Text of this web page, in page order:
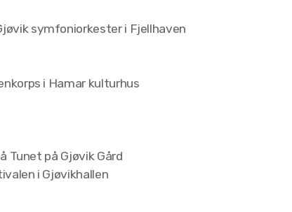
symfoniorkester i Fjellhaven
i Hamar kulturhus
Tunet på Gjøvik Gård
i Gjøvikhallen